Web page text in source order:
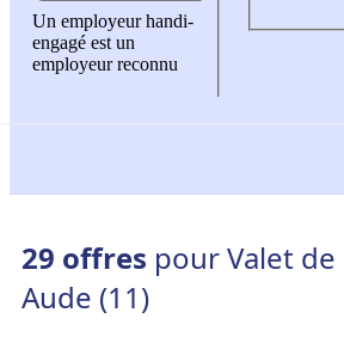
Un employeur handi-
engagé est un
employeur reconnu
29 offres pour Valet
Aude (11)